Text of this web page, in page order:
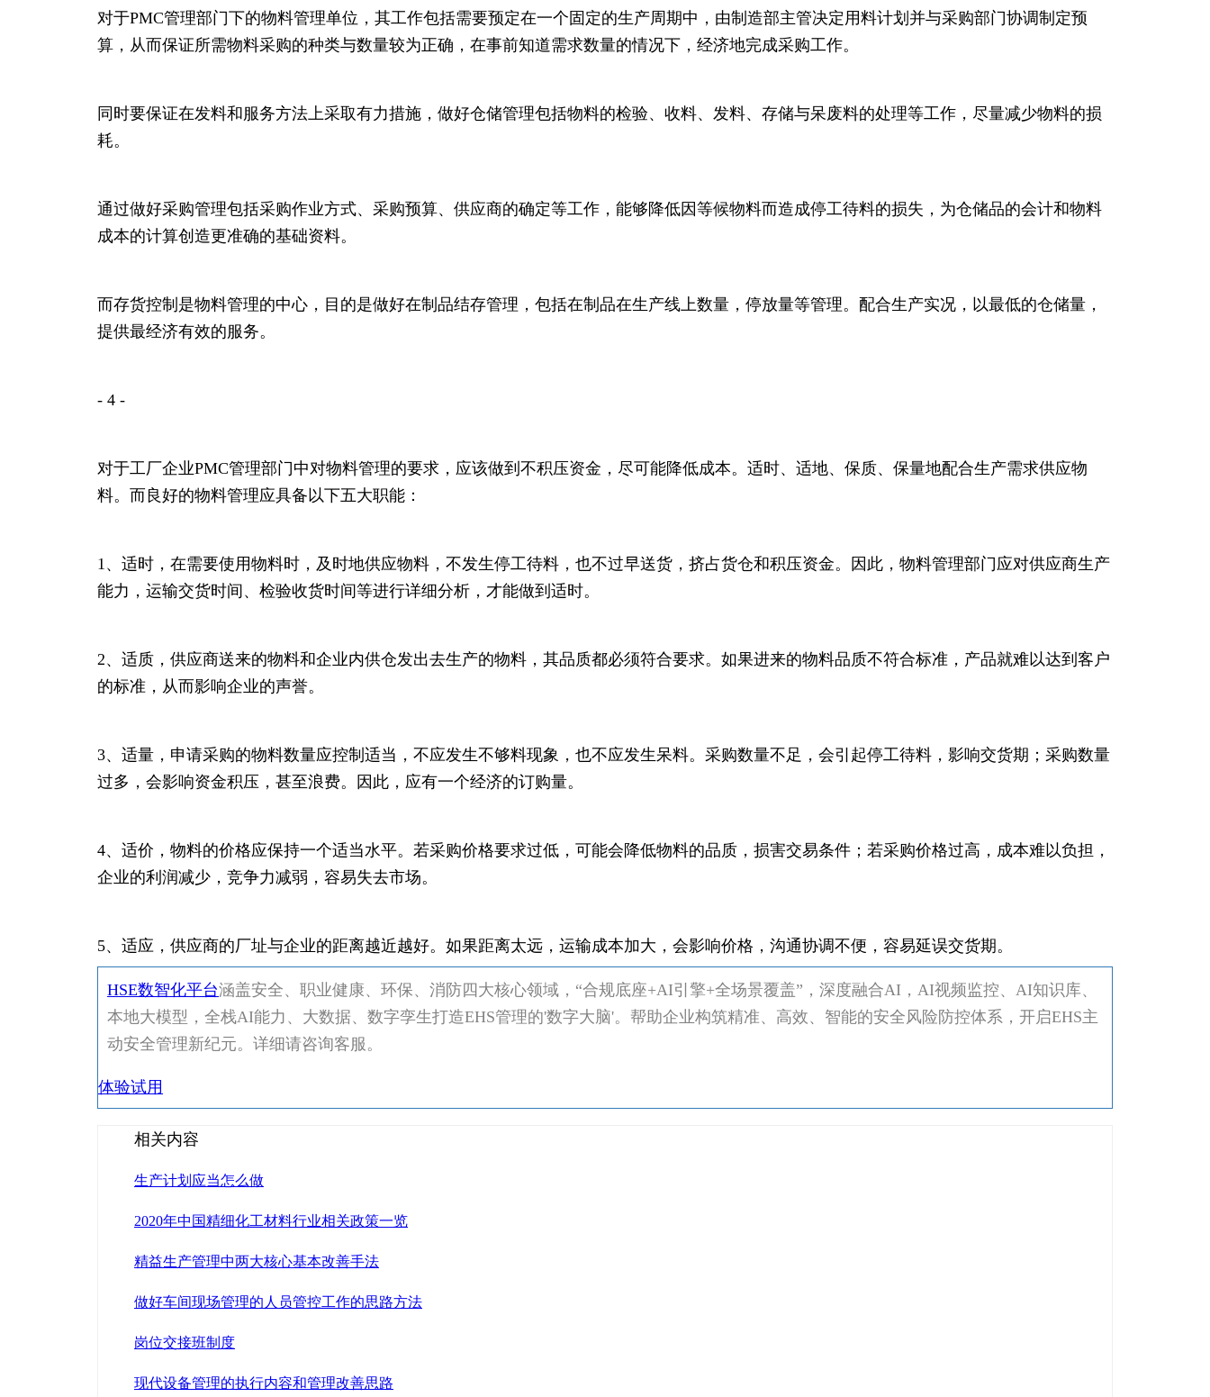
对于PMC管理部门下的物料管理单位，其工作包括需要预定在一个固定的生产周期中，由制造部主管决定用料计划并与采购部门协调制定预
算，从而保证所需物料采购的种类与数量较为正确，在事前知道需求数量的情况下，经济地完成采购工作。
同时要保证在发料和服务方法上采取有力措施，做好仓储管理包括物料的检验、收料、发料、存储与呆废料的处理等工作，尽量减少物料的损
耗。
通过做好采购管理包括采购作业方式、采购预算、供应商的确定等工作，能够降低因等候物料而造成停工待料的损失，为仓储品的会计和物料
成本的计算创造更准确的基础资料。
而存货控制是物料管理的中心，目的是做好在制品结存管理，包括在制品在生产线上数量，停放量等管理。配合生产实况，以最低的仓储量，
提供最经济有效的服务。
- 4 -
对于工厂企业PMC管理部门中对物料管理的要求，应该做到不积压资金，尽可能降低成本。适时、适地、保质、保量地配合生产需求供应物
料。而良好的物料管理应具备以下五大职能：
1、适时，在需要使用物料时，及时地供应物料，不发生停工待料，也不过早送货，挤占货仓和积压资金。因此，物料管理部门应对供应商生产
能力，运输交货时间、检验收货时间等进行详细分析，才能做到适时。
2、适质，供应商送来的物料和企业内供仓发出去生产的物料，其品质都必须符合要求。如果进来的物料品质不符合标准，产品就难以达到客户
的标准，从而影响企业的声誉。
3、适量，申请采购的物料数量应控制适当，不应发生不够料现象，也不应发生呆料。采购数量不足，会引起停工待料，影响交货期；采购数量
过多，会影响资金积压，甚至浪费。因此，应有一个经济的订购量。
4、适价，物料的价格应保持一个适当水平。若采购价格要求过低，可能会降低物料的品质，损害交易条件；若采购价格过高，成本难以负担，
企业的利润减少，竞争力减弱，容易失去市场。
5、适应，供应商的厂址与企业的距离越近越好。如果距离太远，运输成本加大，会影响价格，沟通协调不便，容易延误交货期。
HSE数智化平台涵盖安全、职业健康、环保、消防四大核心领域，“合规底座+AI引擎+全场景覆盖”，深度融合AI，AI视频监控、AI知识库、
本地大模型，全栈AI能力、大数据、数字孪生打造EHS管理的'数字大脑'。帮助企业构筑精准、高效、智能的安全风险防控体系，开启EHS主
动安全管理新纪元。详细请咨询客服。
体验试用
相关内容
生产计划应当怎么做
2020年中国精细化工材料行业相关政策一览
精益生产管理中两大核心基本改善手法
做好车间现场管理的人员管控工作的思路方法
岗位交接班制度
现代设备管理的执行内容和管理改善思路